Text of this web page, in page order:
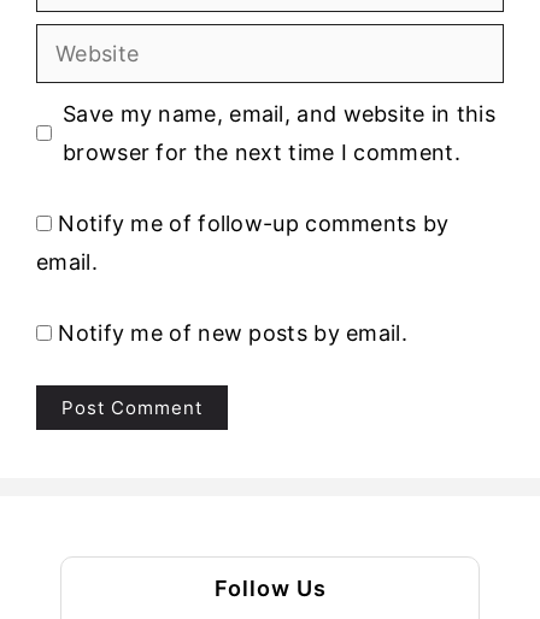
Website
Save my name, email, and website in this
browser for the next time I comment.
Notify me of follow-up comments by
email.
Notify me of new posts by email.
Follow Us